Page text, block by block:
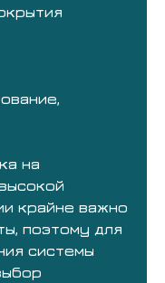
на
крайне важно
поэтому для
системы